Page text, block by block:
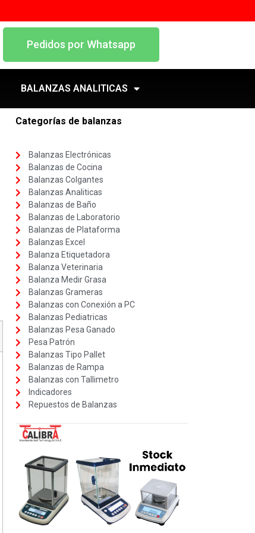
Pedidos por Whatsapp
BALANZAS ANALITICAS
Categorías de balanzas
Balanzas Electrónicas
Balanzas de Cocina
Balanzas Colgantes
Balanzas Analiticas
Balanzas de Baño
Balanzas de Laboratorio
Balanzas de Plataforma
Balanzas Excel
Balanza Etiquetadora
Balanza Veterinaria
Balanza Medir Grasa
Balanzas Grameras
Balanzas con Conexión a PC
Balanzas Pediatricas
Balanzas Pesa Ganado
Pesa Patrón
Balanzas Tipo Pallet
Balanzas de Rampa
Balanzas con Tallimetro
Indicadores
Repuestos de Balanzas